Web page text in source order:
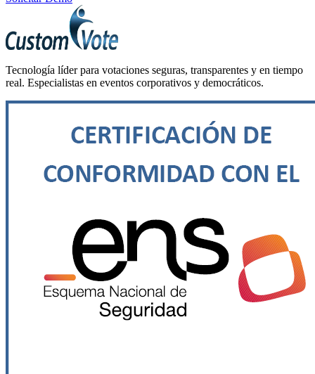
Tecnología líder para votaciones seguras, transparentes y en tiempo
real. Especialistas en eventos corporativos y democráticos.